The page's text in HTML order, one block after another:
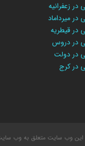
زعفرانیه
میرداماد
قیطریه
در دروس
در دولت
در کرج
این وب سایت متعلق به وب